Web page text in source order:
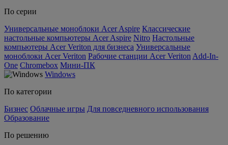
По серии
Универсальные моноблоки Acer Aspire Классические
настольные компьютеры Acer Aspire Nitro Настольные
компьютеры Acer Veriton для бизнеса Универсальные
моноблоки Acer Veriton Рабочие станции Acer Veriton Add-In-
One Chromebox Мини-ПК
Windows
По категории
Бизнес Облачные игры Для повседневного использования
Образование
По решению